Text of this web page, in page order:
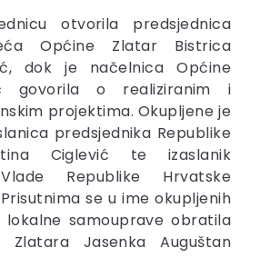
otvorila predsjednica
Općine Zlatar Bistrica
dok je načelnica Općine
govorila o realiziranim i
projektima. Okupljene je
predsjednika Republike
Ciglević te izaslanik
Republike Hrvatske
se u ime okupljenih
lokalne samouprave obratila
Zlatara Jasenka Auguštan